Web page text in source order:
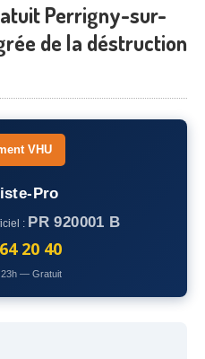
Perrigny-sur-
de la déstruction
VHU
Pro
: PR 920001 B
20 40
23h — Gratuit